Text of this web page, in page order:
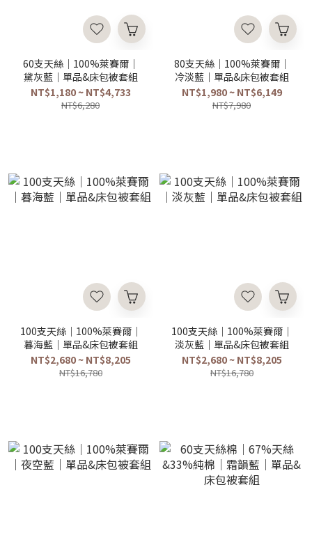
60支天絲｜100%萊賽爾｜
黛灰藍｜單品&床包被套組
NT$1,180 ~ NT$4,733
NT$6,280
80支天絲｜100%萊賽爾｜
冷淡藍｜單品&床包被套組
NT$1,980 ~ NT$6,149
NT$7,980
100支天絲｜100%萊賽爾｜
暮海藍｜單品&床包被套組
NT$2,680 ~ NT$8,205
NT$16,780
100支天絲｜100%萊賽爾｜
淡灰藍｜單品&床包被套組
NT$2,680 ~ NT$8,205
NT$16,780